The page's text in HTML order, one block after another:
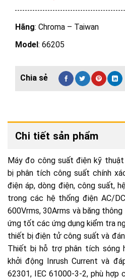
Hãng: Chroma – Taiwan
Model: 66205
Chi tiết sản phẩm
Máy đo công suất điện kỹ
bị phân tích công suất chính
điện áp, dòng điện, công suất,
trong các hệ thống điện AC/
600Vrms, 30Arms và băng
ứng tốt các ứng dụng kiểm tra
thiết bị điện tử công suất và
Thiết bị hỗ trợ phân tích sóng
khởi động Inrush Current và
62301, IEC 61000-3-2, phù hợp